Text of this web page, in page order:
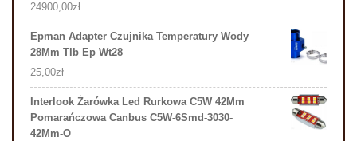
24900,00zł
Epman Adapter Czujnika Temperatury Wody
28Mm Tlb Ep Wt28
25,00zł
Interlook Żarówka Led Rurkowa C5W 42Mm
Pomarańczowa Canbus C5W-6Smd-3030-
42Mm-O